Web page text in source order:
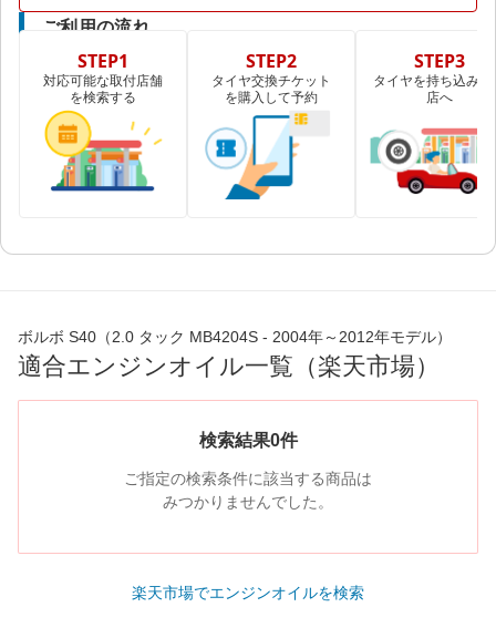
ご利用の流れ
STEP1
対応可能な取付店舗
を検索する
STEP2
タイヤ交換チケット
を購入して予約
STEP3
タイヤを持ち込み取
店へ
ボルボ S40（2.0 タック MB4204S - 2004年～2012年モデル）
適合エンジンオイル一覧（楽天市場）
検索結果0件
ご指定の検索条件に該当する商品は
みつかりませんでした。
楽天市場でエンジンオイルを検索